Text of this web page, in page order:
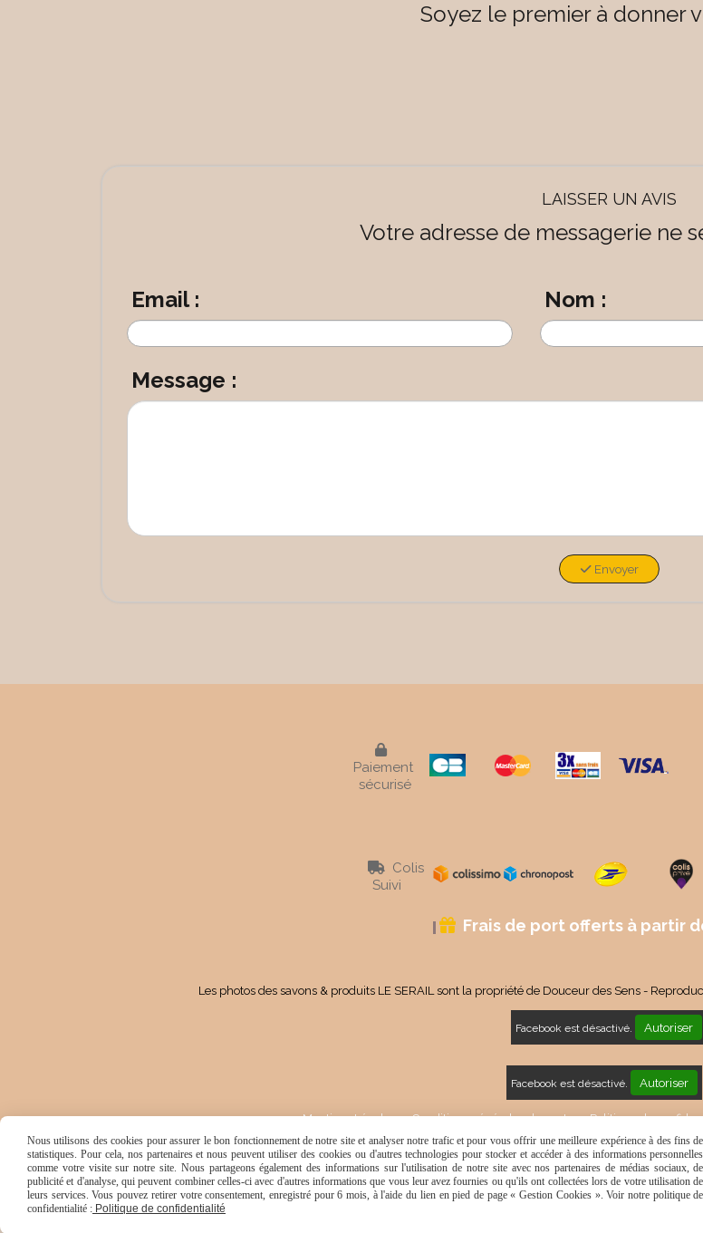
Soyez le premier à donner
LAISSER UN AVIS
Votre adresse de messagerie ne
Email : Nom :
Message :
Envoyer

Paiement
sécurisé

Colis
Suivi
 Frais de port offerts à partir
Les photos des savons & produits LE SERAIL sont la propriété de Douceur des Sens -
Facebook est désactivé. Autoriser
Facebook est désactivé. Autoriser
Mentions Légales Conditions générales de vente Politique de
Nous utilisons des cookies pour assurer le bon fonctionnement de notre site et analyser notre trafic et pour vous offrir une meilleure expérience à des fins de
statistiques. Pour cela, nos partenaires et nous peuvent utiliser des cookies ou d'autres technologies pour stocker et accéder à des informations personnelles
comme votre visite sur notre site. Nous partageons également des informations sur l'utilisation de notre site avec nos partenaires de médias sociaux, de
publicité et d'analyse, qui peuvent combiner celles-ci avec d'autres informations que vous leur avez fournies ou qu'ils ont collectées lors de votre utilisation de
leurs services. Vous pouvez retirer votre consentement, enregistré pour 6 mois, à l'aide du lien en pied de page « Gestion Cookies ». Voir notre politique de
confidentialité : Politique de confidentialité